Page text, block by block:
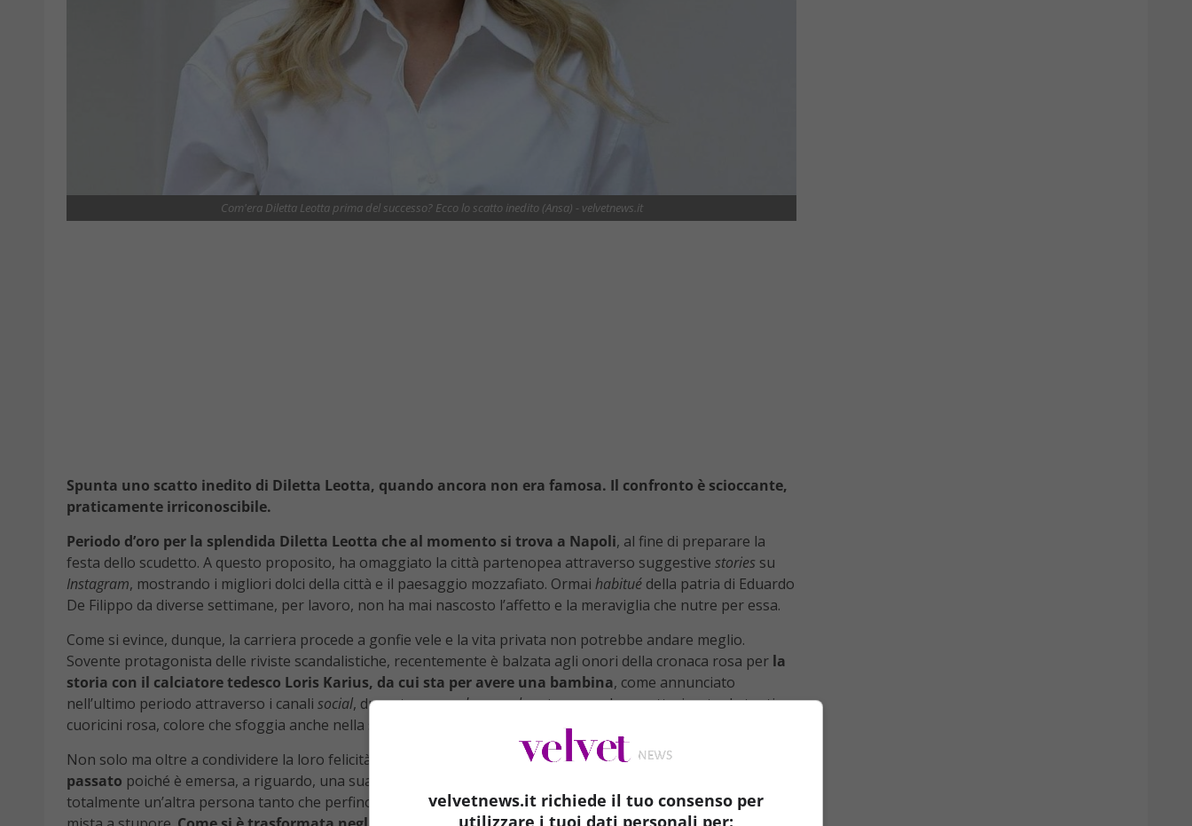
Com'era Diletta Leotta prima del successo? Ecco lo scatto inedito (Ansa) - velvetnews.it
Spunta uno scatto inedito di Diletta Leotta, quando ancora non era famosa. Il confronto è scioccante,
praticamente irriconoscibile.
Periodo d’oro per la splendida Diletta Leotta che al momento si trova a Napoli, al fine di preparare la
festa dello scudetto. A questo proposito, ha omaggiato la città partenopea attraverso suggestive stories su
Instagram, mostrando i migliori dolci della città e il paesaggio mozzafiato. Ormai habitué della patria di Eduardo
De Filippo da diverse settimane, per lavoro, non ha mai nascosto l’affetto e la meraviglia che nutre per essa.
Come si evince, dunque, la carriera procede a gonfie vele e la vita privata non potrebbe andare meglio.
Sovente protagonista delle riviste scandalistiche, recentemente è balzata agli onori della cronaca rosa per la
storia con il calciatore tedesco Loris Karius, da cui sta per avere una bambina, come annunciato
nell’ultimo periodo attraverso i canali social, durante ungender reveal partypasquale, caratterizzato da tanti
cuoricini rosa, colore che sfoggia anche nella sua
Non solo ma oltre a condividere la loro felicità nel presente,
Diletta è pronta anche per un tuffo nel
passato poiché è emersa, a riguardo, una sua fotografia, antecedente alla fama e al successo. Sembra
totalmente un’altra persona tanto che perfino alcuni fan non l’hanno riconosciuta, manifestando perplessità
velvetnews.it richiede il tuo consenso per
utilizzare i tuoi dati personali per: